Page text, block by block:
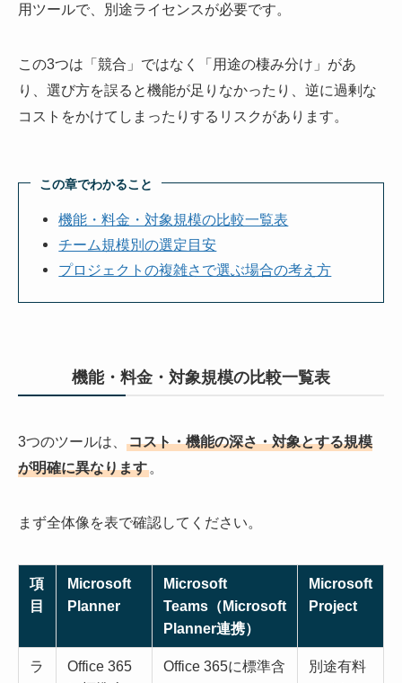
用ツールで、別途ライセンスが必要です。
この3つは「競合」ではなく「用途の棲み分け」があ
り、選び方を誤ると機能が足りなかったり、逆に過剰な
コストをかけてしまったりするリスクがあります。
この章でわかること
機能・料金・対象規模の比較一覧表
チーム規模別の選定目安
プロジェクトの複雑さで選ぶ場合の考え方
機能・料金・対象規模の比較一覧表
3つのツールは、
コスト・機能の深さ・対象とする規模
が明確に異なります 。
まず全体像を表で確認してください。
項
目
Microsoft
Planner
Microsoft
Teams（Microsoft
Planner連携）
Microsoft
Project
ラ
Office 365
Office 365に標準含
別途有料